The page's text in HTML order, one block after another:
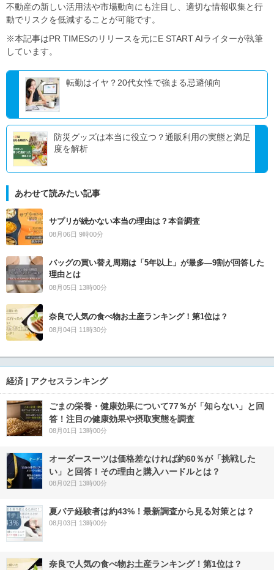
不動産の新しい活用法や市場動向にも注目し、適切な情報収集と行
動でリスクを低減することが可能です。
※本記事はPR TIMESのリリースを元にE START AIライターが執筆
しています。
転勤はイヤ？20代女性で強まる忌避傾向
防災グッズは本当に役立つ？通販利用の実態と満足
度を解析
あわせて読みたい記事
サプリが続かない本当の理由は？本音調査
08月06日 9時00分
バッグの買い替え周期は「5年以上」が最多―9割が回答した
理由とは
08月05日 13時00分
奈良で人気の食べ物お土産ランキング！第1位は？
08月04日 11時30分
経済 | アクセスランキング
ごまの栄養・健康効果について77％が「知らない」と回
答！注目の健康効果や摂取実態を調査
08月01日 13時00分
オーダースーツは価格差なければ約60％が「挑戦した
い」と回答！その理由と購入ハードルとは？
08月02日 13時00分
夏バテ経験者は約43%！最新調査から見る対策とは？
08月03日 13時00分
奈良で人気の食べ物お土産ランキング！第1位は？